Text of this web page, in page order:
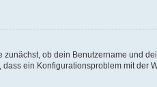
zunächst, ob dein Benutzername und
ein Konfigurationsproblem mit der